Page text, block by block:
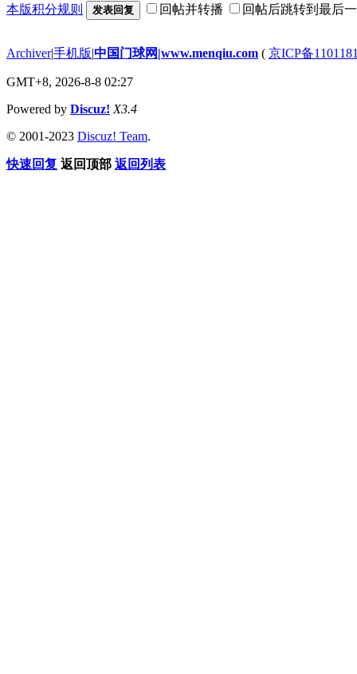
本版积分规则 发表回复 回帖并转播 回帖后跳转到最后
Archiver|手机版|中国门球网|www.menqiu.com ( 京ICP备
GMT+8, 2026-8-8 02:27
Powered by Discuz! X3.4
© 2001-2023 Discuz! Team.
快速回复 返回顶部 返回列表